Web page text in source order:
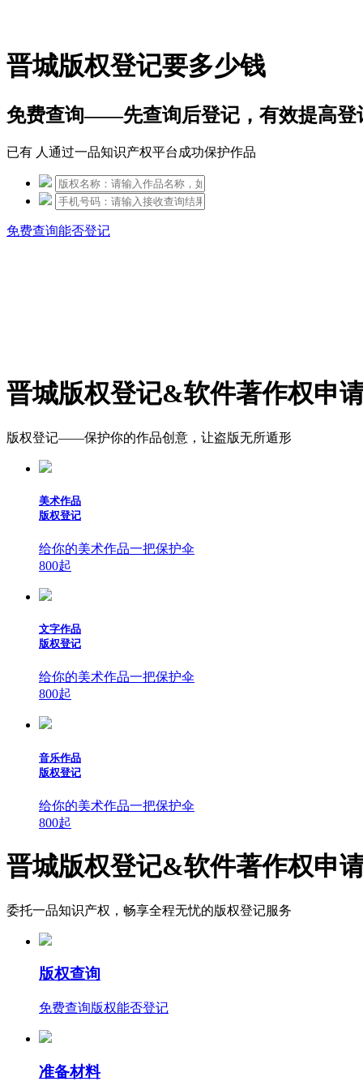
晋城版权登记要多少钱
免费查询——先查询后登记，有效提高登
已有 人通过一品知识产权平台成功保护作品
免费查询能否登记
晋城版权登记&软件著作权申
版权登记——保护你的作品创意，让盗版无所遁形
美术作品
版权登记
给你的美术作品一把保护伞
800起
文字作品
版权登记
给你的美术作品一把保护伞
800起
音乐作品
版权登记
给你的美术作品一把保护伞
800起
晋城版权登记&软件著作权申
委托一品知识产权，畅享全程无忧的版权登记服务
版权查询
免费查询版权能否登记
准备材料